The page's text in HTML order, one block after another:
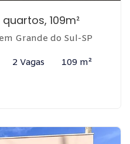
109m²
Grande do Sul-SP
2 Vagas 109 m²